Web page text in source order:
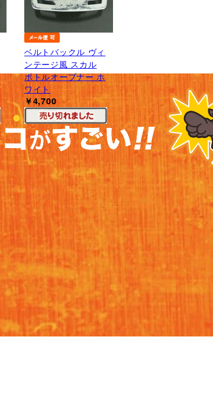
ベルトバックル ヴィ
ンテージ風 スカル
ボトルオープナー ホ
ワイト
￥4,700